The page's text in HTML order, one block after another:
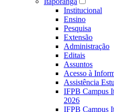
Institucional
Ensino
Pesquisa
Extensão
Administração
Editais
Assuntos
Acesso à
Assistência
IFPB Campus
2026
IFPB Campus